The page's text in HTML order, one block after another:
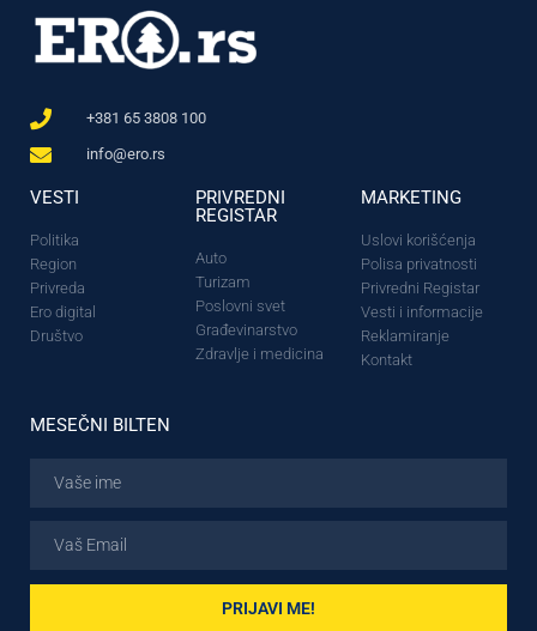
+381 65 3808 100
info@ero.rs
VESTI
Politika
Region
Privreda
Ero digital
Društvo
PRIVREDNI
REGISTAR
Auto
Turizam
Poslovni svet
Građevinarstvo
Zdravlje i medicina
MARKETING
Uslovi korišćenja
Polisa privatnosti
Privredni Registar
Vesti i informacije
Reklamiranje
Kontakt
MESEČNI BILTEN
PRIJAVI ME!